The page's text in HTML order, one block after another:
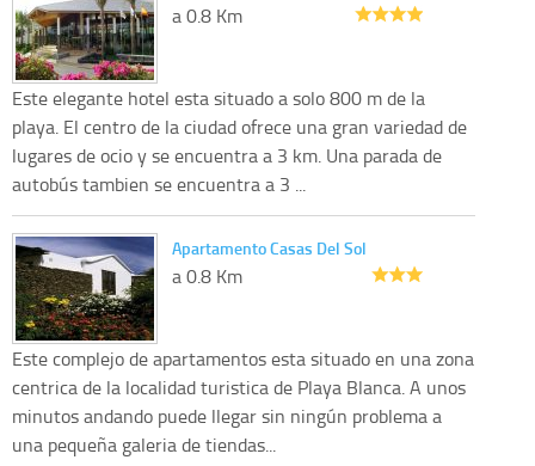
a 0.8 Km
Este elegante hotel esta situado a solo 800 m de la
playa. El centro de la ciudad ofrece una gran variedad de
lugares de ocio y se encuentra a 3 km. Una parada de
autobús tambien se encuentra a 3 ...
Apartamento Casas Del Sol
a 0.8 Km
Este complejo de apartamentos esta situado en una zona
centrica de la localidad turistica de Playa Blanca. A unos
minutos andando puede llegar sin ningún problema a
una pequeña galeria de tiendas...